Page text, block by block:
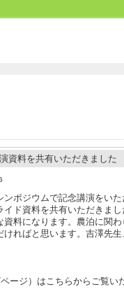
資料を共有いただきました
ンポジウムで記念講演をい
イド資料を共有いただきま
資料になります。農泊に関
ればと思います。吉澤先生
ージ）はこちらからご覧い